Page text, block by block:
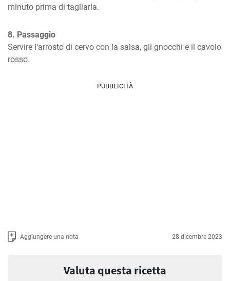
minuto prima di tagliarla.
8. Passaggio
Servire l'arrosto di cervo con la salsa, gli gnocchi e il cavolo
rosso.
PUBBLICITÀ
Aggiungere una nota 28 dicembre 2023
Valuta questa ricetta